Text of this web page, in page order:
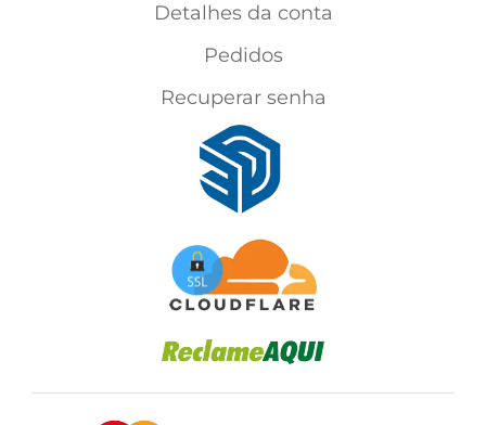
Detalhes da conta
Pedidos
Recuperar senha